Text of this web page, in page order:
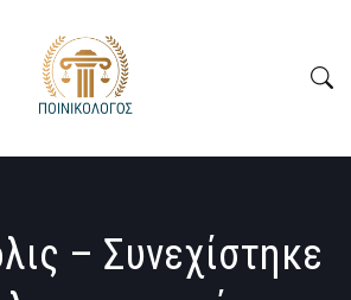
– Συνεχίστηκε